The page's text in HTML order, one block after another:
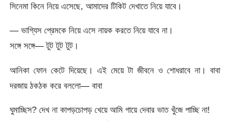
সিনেমা কিনে নিয়ে এসেছে, আমাদের টিকিট দেখাতে নিয়ে যাবে।
— ভাগ্যিস প্রেমকে নিয়ে এসে নায়ক করতে নিয়ে যাবে না।
সঙ্গে সঙ্গে— টুট টুট টুট।
আনিকা ফোন কেটে দিয়েছে। এই মেয়ে টা জীবনে ও শোধরাবে না। বাবা
দরজায় ঠকঠক করে বললো— বাবা
ঘুমাচ্ছিস? দেখ না কাপড়চোপড় খেয়ে আমি গায়ে দেবার ভাত খুঁজে পাচ্ছি না!